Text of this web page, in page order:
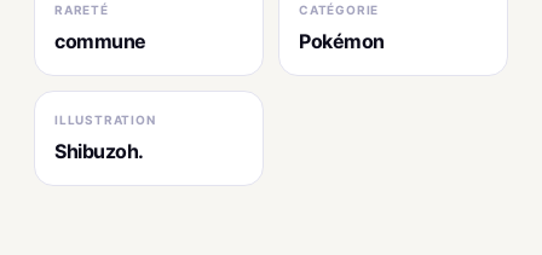
RARETÉ
commune
CATÉGORIE
Pokémon
ILLUSTRATION
Shibuzoh.